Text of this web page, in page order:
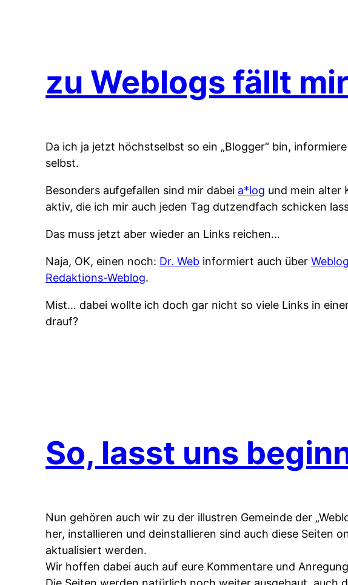
zu Weblogs fällt
Da ich ja jetzt höchstselbst so ein „Blogger“ bin,
selbst.
Besonders aufgefallen sind mir dabei a*log und mein alter
aktiv, die ich mir auch jeden Tag dutzendfach schicken
Das muss jetzt aber wieder an Links reichen…
Naja, OK, einen noch: Dr. Web informiert auch über
Redaktions-Weblog.
Mist… dabei wollte ich doch gar nicht so viele Links in
drauf?
So, lasst uns
Nun gehören auch wir zu der illustren Gemeinde der
her, installieren und deinstallieren sind auch diese Seiten
aktualisiert werden.
Wir hoffen dabei auch auf eure Kommentare und